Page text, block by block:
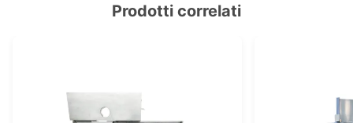
Prodotti correlati